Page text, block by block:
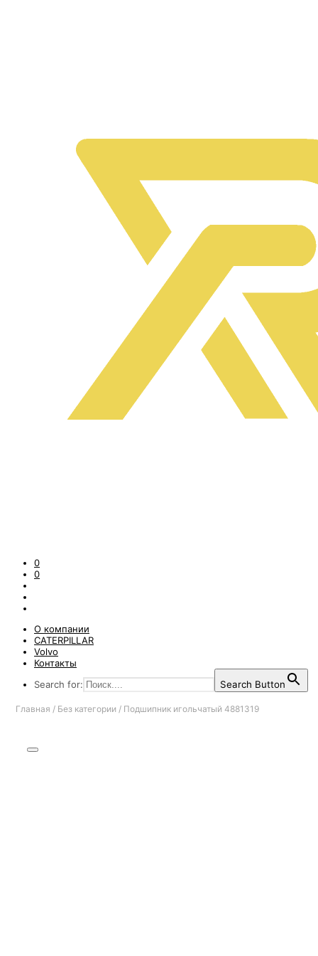
0
0
О компании
CATERPILLAR
Volvo
Контакты
Search for:
Search Button
Главная / Без категории / Подшипник игольчатый 4881319